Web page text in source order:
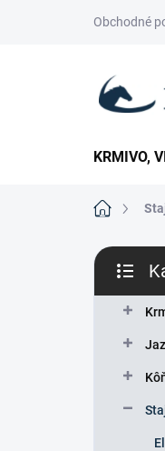
Obchodné
KRMIVO,
Domov
B
č